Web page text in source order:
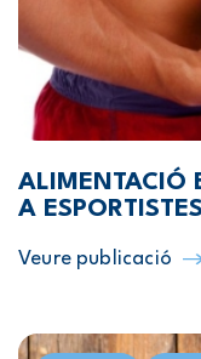
ALIMENTACIÓ
A ESPORTISTES
Veure publicació